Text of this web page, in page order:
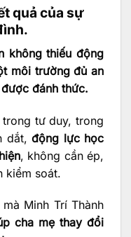
quả của sự
không thiếu động
môi trường đủ an
đánh thức.
tư duy, trong
dắt, động lực học
, không cần ép,
kiểm soát.
Minh Trí Thành
cha mẹ thay đổi